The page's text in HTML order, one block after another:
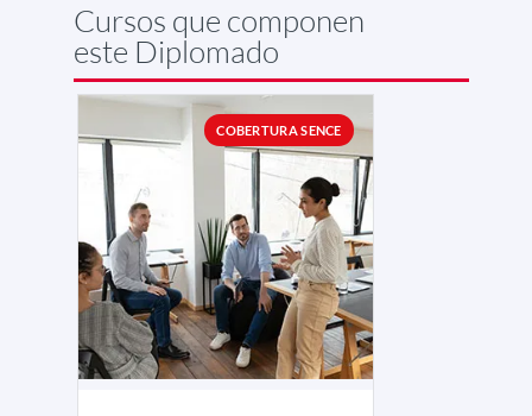
Cursos que componen
este Diplomado
COBERTURA SENCE